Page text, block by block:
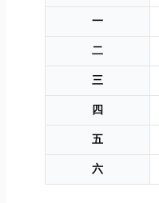
一
二
三
四
五
六